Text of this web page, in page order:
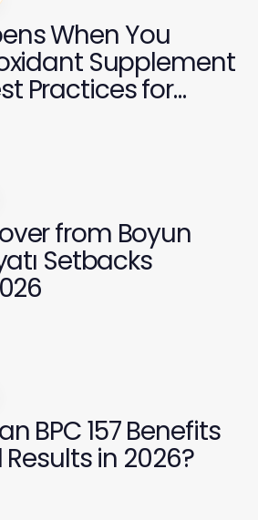
When You
Supplement
Practices for
from Boyun
Setbacks
BPC 157 Benefits
Results in 2026?